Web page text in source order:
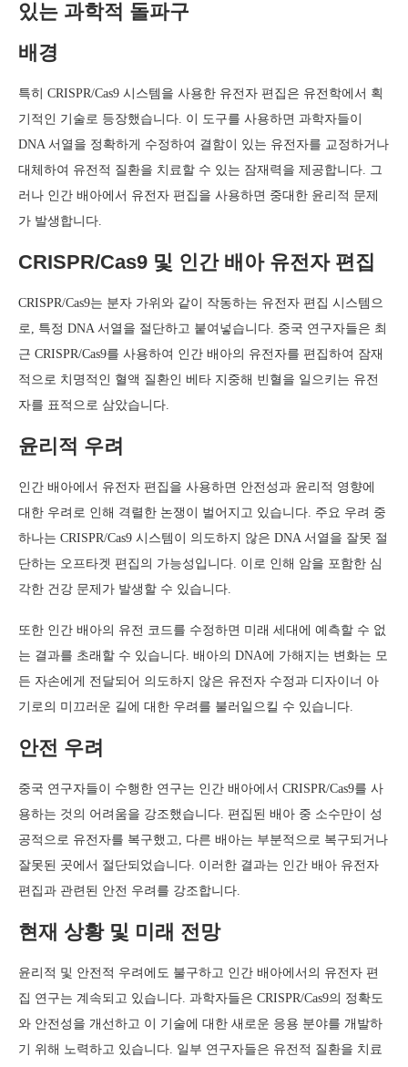
있는 과학적 돌파구
배경
특히 CRISPR/Cas9 시스템을 사용한 유전자 편집은 유전학에서 획
기적인 기술로 등장했습니다. 이 도구를 사용하면 과학자들이
DNA 서열을 정확하게 수정하여 결함이 있는 유전자를 교정하거나
대체하여 유전적 질환을 치료할 수 있는 잠재력을 제공합니다. 그
러나 인간 배아에서 유전자 편집을 사용하면 중대한 윤리적 문제
가 발생합니다.
CRISPR/Cas9 및 인간 배아 유전자 편집
CRISPR/Cas9는 분자 가위와 같이 작동하는 유전자 편집 시스템으
로, 특정 DNA 서열을 절단하고 붙여넣습니다. 중국 연구자들은 최
근 CRISPR/Cas9를 사용하여 인간 배아의 유전자를 편집하여 잠재
적으로 치명적인 혈액 질환인 베타 지중해 빈혈을 일으키는 유전
자를 표적으로 삼았습니다.
윤리적 우려
인간 배아에서 유전자 편집을 사용하면 안전성과 윤리적 영향에
대한 우려로 인해 격렬한 논쟁이 벌어지고 있습니다. 주요 우려 중
하나는 CRISPR/Cas9 시스템이 의도하지 않은 DNA 서열을 잘못 절
단하는 오프타겟 편집의 가능성입니다. 이로 인해 암을 포함한 심
각한 건강 문제가 발생할 수 있습니다.
또한 인간 배아의 유전 코드를 수정하면 미래 세대에 예측할 수 없
는 결과를 초래할 수 있습니다. 배아의 DNA에 가해지는 변화는 모
든 자손에게 전달되어 의도하지 않은 유전자 수정과 디자이너 아
기로의 미끄러운 길에 대한 우려를 불러일으킬 수 있습니다.
안전 우려
중국 연구자들이 수행한 연구는 인간 배아에서 CRISPR/Cas9를 사
용하는 것의 어려움을 강조했습니다. 편집된 배아 중 소수만이 성
공적으로 유전자를 복구했고, 다른 배아는 부분적으로 복구되거나
잘못된 곳에서 절단되었습니다. 이러한 결과는 인간 배아 유전자
편집과 관련된 안전 우려를 강조합니다.
현재 상황 및 미래 전망
윤리적 및 안전적 우려에도 불구하고 인간 배아에서의 유전자 편
집 연구는 계속되고 있습니다. 과학자들은 CRISPR/Cas9의 정확도
와 안전성을 개선하고 이 기술에 대한 새로운 응용 분야를 개발하
기 위해 노력하고 있습니다. 일부 연구자들은 유전적 질환을 치료